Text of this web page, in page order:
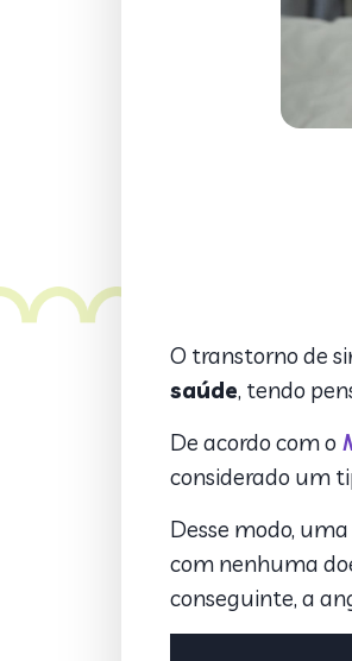
O transtorno de
saúde, tendo
De acordo com o
considerado um
Desse modo,
com nenhuma
conseguinte, a